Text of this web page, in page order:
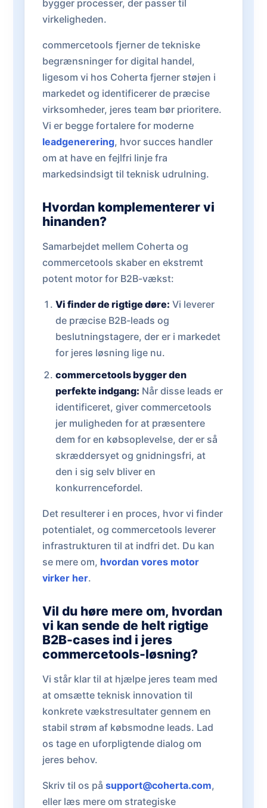
bygger processer, der passer til
virkeligheden.
commercetools fjerner de tekniske
begrænsninger for digital handel,
ligesom vi hos Coherta fjerner støjen i
markedet og identificerer de præcise
virksomheder, jeres team bør prioritere.
Vi er begge fortalere for moderne
leadgenerering, hvor succes handler
om at have en fejlfri linje fra
markedsindsigt til teknisk udrulning.
Hvordan komplementerer vi
hinanden?
Samarbejdet mellem Coherta og
commercetools skaber en ekstremt
potent motor for B2B-vækst:
Vi finder de rigtige døre: Vi leverer
de præcise B2B-leads og
beslutningstagere, der er i markedet
for jeres løsning lige nu.
commercetools bygger den
perfekte indgang: Når disse leads er
identificeret, giver commercetools
jer muligheden for at præsentere
dem for en købsoplevelse, der er så
skræddersyet og gnidningsfri, at
den i sig selv bliver en
konkurrencefordel.
Det resulterer i en proces, hvor vi finder
potentialet, og commercetools leverer
infrastrukturen til at indfri det. Du kan
se mere om, hvordan vores motor
virker her.
Vil du høre mere om, hvordan
vi kan sende de helt rigtige
B2B-cases ind i jeres
commercetools-løsning?
Vi står klar til at hjælpe jeres team med
at omsætte teknisk innovation til
konkrete vækstresultater gennem en
stabil strøm af købsmodne leads. Lad
os tage en uforpligtende dialog om
jeres behov.
Skriv til os på support@coherta.com,
eller læs mere om strategiske